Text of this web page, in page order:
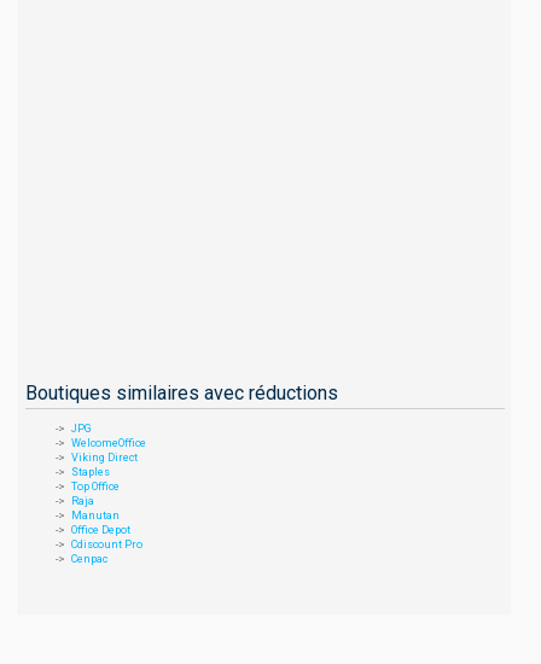
Boutiques similaires avec réductions
JPG
WelcomeOffice
Viking Direct
Staples
Top Office
Raja
Manutan
Office Depot
Cdiscount Pro
Cenpac